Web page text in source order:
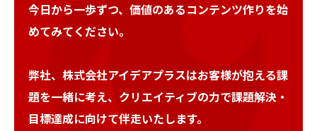
今日から一歩ずつ、価値のあるコンテンツ作りを始
めてみてください。
弊社、株式会社アイデアプラスはお客様が抱える課
題を一緒に考え、クリエイティブの力で課題解決・
目標達成に向けて伴走いたします。